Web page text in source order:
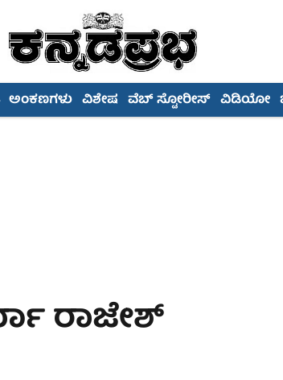
ಅಂಕಣಗಳು ವಿಶೇಷ ವೆಬ್ ಸ್ಟೋರೀಸ್ ವಿಡಿಯೋ
ರಾಜೇಶ್